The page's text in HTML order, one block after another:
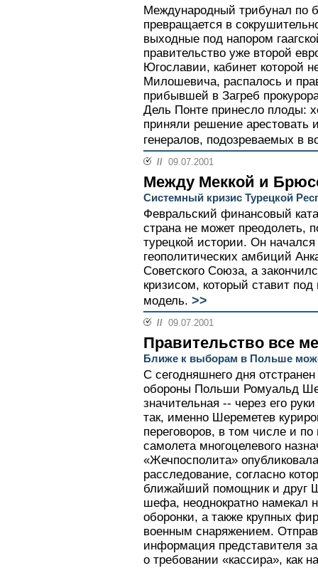
Международный трибунал
превращается в
выходные под напором
правительство уже второй
Югославии, кабинет которой
Милошевича, распалось и
прибывшей в Загреб
Дель Понте принесло плоды:
приняли решение
генералов, подозреваемых в
// 09.07.2001
Между Меккой и
Системный кризис Турецкой
Февральский финансовый
страна не может преодолеть,
турецкой истории. Он
геополитических амбиций
Советского Союза, а
кризисом, который ставит
модель. >>
// 09.07.2001
Правительство все
Ближе к выборам в Польше
С сегодняшнего дня
обороны Польши Ромуальд
значительная -- через его
так, именно Шереметев
переговоров, в том числе и
самолета многоцелевого
«Жечпосполита»
расследование, согласно
ближайший помощник и друг
шефа, неоднократно намекал
оборонки, а также крупных
военным снаряжением.
информация представителя
о требовании «кассира», как